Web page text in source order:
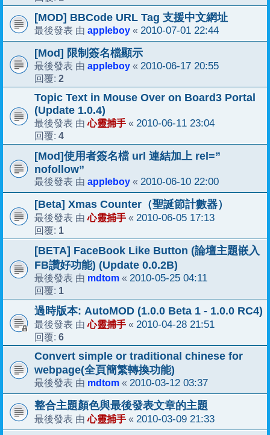
[MOD] BBCode URL Tag 支援中文網址
最後發表 由 appleboy « 2010-07-01 22:44
[Mod] 限制簽名檔顯示
最後發表 由 appleboy « 2010-06-17 20:55
回覆: 2
Topic Text in Mouse Over on Board3 Portal
(Update 1.0.4)
最後發表 由心靈捕手 « 2010-06-11 23:04
回覆: 4
[Mod]使用者簽名檔 url 連結加上 rel=”
nofollow”
最後發表 由 appleboy « 2010-06-10 22:00
[Beta] Xmas Counter（聖誕節計數器）
最後發表 由心靈捕手 « 2010-06-05 17:13
回覆: 1
[BETA] FaceBook Like Button (論壇主題嵌入
FB讚好功能) (Update 0.0.2B)
最後發表 由 mdtom « 2010-05-25 04:11
回覆: 1
過時版本: AutoMOD (1.0.0 Beta 1 - 1.0.0 RC4)
最後發表 由心靈捕手 « 2010-04-28 21:51
回覆: 6
Convert simple or traditional chinese for
webpage(全頁簡繁轉換功能)
最後發表 由 mdtom « 2010-03-12 03:37
整合主題顏色與最後發表文章的主題
最後發表 由心靈捕手 « 2010-03-09 21:33